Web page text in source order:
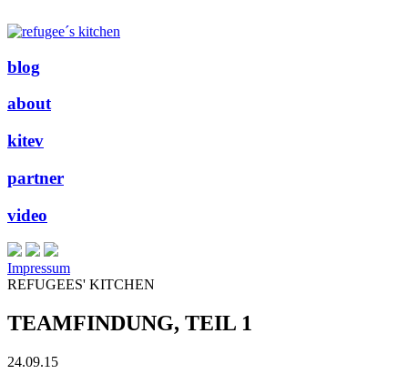
blog
about
kitev
partner
video
Impressum
REFUGEES' KITCHEN
TEAMFINDUNG, TEIL 1
24.09.15